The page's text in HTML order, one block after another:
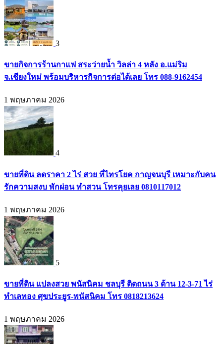
3
ขายกิจการร้านกาแฟ สระว่ายน้ำ วิลล่า 4 หลัง อ.แม่ริม
จ.เชียงใหม่ พร้อมบริหารกิจการต่อได้เลย โทร 088-9162454
1 พฤษภาคม 2026
4
ขายที่ดิน ลดราคา 2 ไร่ สวย ที่ไทรโยค กาญจนบุรี เหมาะกับคน
รักความสงบ พักผ่อน ทำสวน โทรคุยเลย 0810117012
1 พฤษภาคม 2026
5
ขายที่ดิน แปลงสวย พนัสนิคม ชลบุรี ติดถนน 3 ด้าน 12-3-71 ไร่
ทำเลทอง ศุขประยูร-พนัสนิคม โทร 0818213624
1 พฤษภาคม 2026